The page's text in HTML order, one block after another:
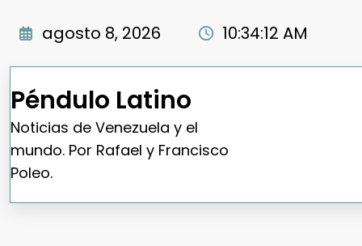
agosto 8, 2026 10:34:13 AM
Péndulo Latino
Noticias de Venezuela y el
mundo. Por Rafael y Francisco
Poleo.